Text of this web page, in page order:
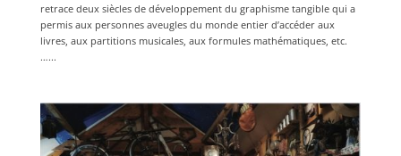
retrace deux siècles de développement du graphisme tangible qui a
permis aux personnes aveugles du monde entier d’accéder aux
livres, aux partitions musicales, aux formules mathématiques, etc.
…...